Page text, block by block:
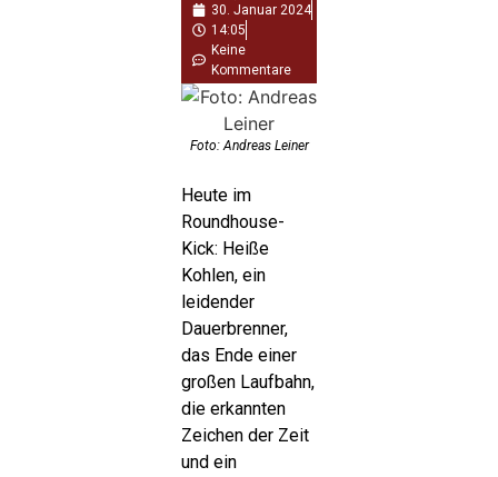
30. Januar 2024
14:05
Keine
Kommentare
Foto: Andreas Leiner
Heute im
Roundhouse-
Kick: Heiße
Kohlen, ein
leidender
Dauerbrenner,
das Ende einer
großen Laufbahn,
die erkannten
Zeichen der Zeit
und ein